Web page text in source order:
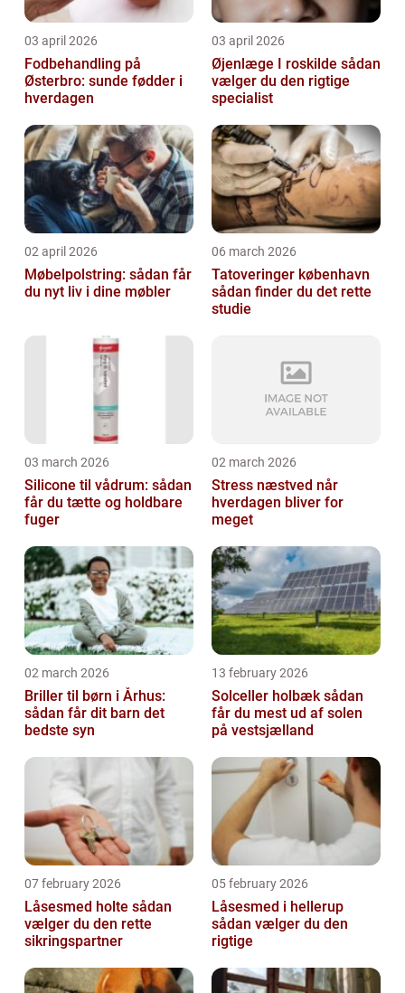
03 april 2026
Fodbehandling på
Østerbro: sunde fødder i
hverdagen
03 april 2026
Øjenlæge I roskilde sådan
vælger du den rigtige
specialist
02 april 2026
Møbelpolstring: sådan får
du nyt liv i dine møbler
06 march 2026
Tatoveringer københavn
sådan finder du det rette
studie
03 march 2026
Silicone til vådrum: sådan
får du tætte og holdbare
fuger
02 march 2026
Stress næstved når
hverdagen bliver for
meget
02 march 2026
Briller til børn i Århus:
sådan får dit barn det
bedste syn
13 february 2026
Solceller holbæk sådan
får du mest ud af solen
på vestsjælland
07 february 2026
Låsesmed holte sådan
vælger du den rette
sikringspartner
05 february 2026
Låsesmed i hellerup
sådan vælger du den
rigtige